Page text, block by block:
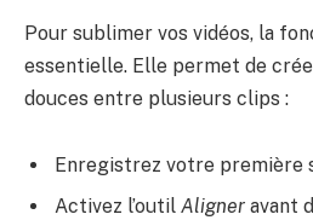
Pour sublimer vos vidéos, la
essentielle. Elle permet de
douces entre plusieurs clips :
Enregistrez votre première
Activez l’outil Aligner avant